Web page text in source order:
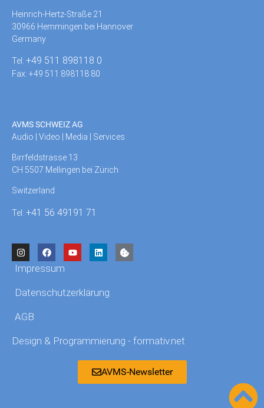
Heinrich-Hertz-Straße 21
30966 Hemmingen bei Hannover
Germany
Tel: +49 511 898118 0
Fax: +49 511 898118 80
AVMS SCHWEIZ AG
Audio | Video | Media | Services
Birrfeldstrasse 13
CH 5507 Mellingen bei Zürich
Switzerland
Tel: +41 56 49191 71
Impressum
Datenschutzerklärung
AGB
Design & Programmierung - formativ.net
AVMS-Newsletter